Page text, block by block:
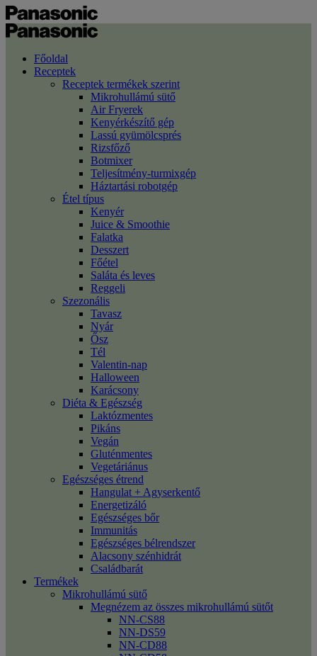
Főoldal
Receptek
Receptek termékek szerint
Mikrohullámú sütő
Air Fryerek
Kenyérkészítő gép
Lassú gyümölcsprés
Rizsfőző
Botmixer
Teljesítmény-turmixgép
Háztartási robotgép
Étel típus
Kenyér
Juice & Smoothie
Falatka
Desszert
Főétel
Saláta és leves
Reggeli
Szezonális
Tavasz
Nyár
Ősz
Tél
Valentin-nap
Halloween
Karácsony
Diéta & Egészség
Laktózmentes
Pikáns
Vegán
Gluténmentes
Vegetáriánus
Egészséges étrend
Hangulat + Agyserkentő
Energetizáló
Egészséges bőr
Immunitás
Egészséges bélrendszer
Alacsony szénhidrát
Családbarát
Termékek
Mikrohullámú sütő
Megnézem az összes mikrohullámú sütőt
NN-CS88
NN-DS59
NN-CD88